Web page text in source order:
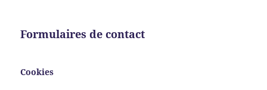
Formulaires de contact
Cookies